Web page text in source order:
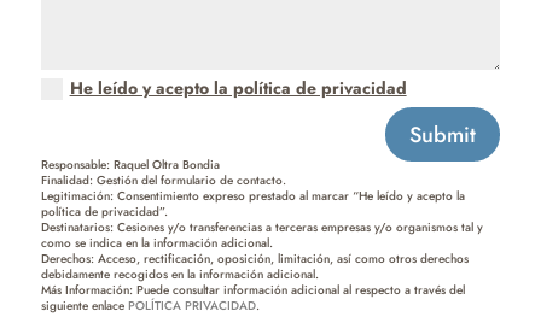
He leído y acepto la política de privacidad
Submit
Responsable: Raquel Oltra Bondia
Finalidad: Gestión del formulario de contacto.
Legitimación: Consentimiento expreso prestado al marcar “He leído y acepto la
política de privacidad”.
Destinatarios: Cesiones y/o transferencias a terceras empresas y/o organismos tal y
como se indica en la información adicional.
Derechos: Acceso, rectificación, oposición, limitación, así como otros derechos
debidamente recogidos en la información adicional.
Más Información: Puede consultar información adicional al respecto a través del
siguiente enlace POLÍTICA PRIVACIDAD.